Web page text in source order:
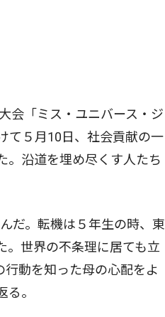
会「ミス・ユニバース・ジ
て５月10日、社会貢献の一
。沿道を埋め尽くす人たち
だ。転機は５年生の時、東
。世界の不条理に居ても立
動を知った母の心配をよ
。